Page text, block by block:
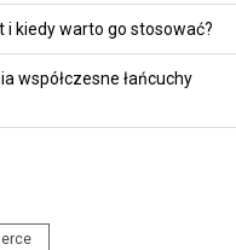
kiedy warto go stosować?
współczesne łańcuchy